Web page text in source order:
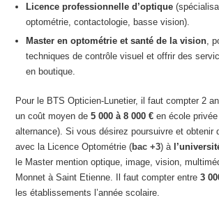
Licence professionnelle d’optique
optométrie, contactologie, basse vision).
Master en optométrie et santé de la vision,
techniques de contrôle visuel et offrir des
en boutique.
Pour le BTS Opticien-Lunetier, il faut compter 2
un coût moyen de5 000 à 8 000 € en école
alternance). Si vous désirez poursuivre et obtenir
avec la Licence Optométrie (bac +3) à
le Master mention optique, image, vision,
Monnet à Saint Etienne. Il faut compter entre3
les établissements l’année scolaire.